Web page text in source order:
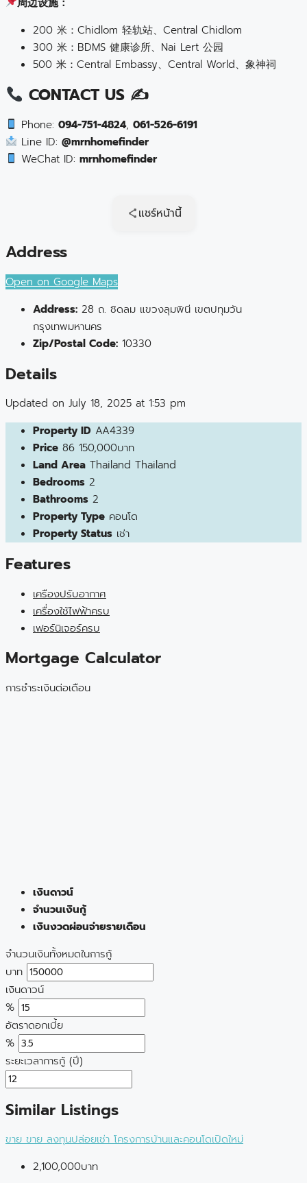
200 米：Chidlom 轻轨站、Central Chidlom
300 米：BDMS 健康诊所、Nai Lert 公园
500 米：Central Embassy、Central World、象神祠
CONTACT US ✍
Phone:094-751-4824,061-526-6191
Line ID:@mrnhomefinder
WeChat ID:mrnhomefinder
แชร์หน้านี้
Address
Open on Google Maps
Address: 28 ถ. ชิดลม แขวงลุมพินี เขตปทุมวัน
กรุงเทพมหานคร
Zip/Postal Code: 10330
Details
Updated on July 18, 2025 at 1:53 pm
Property ID AA4339
Price 86 150,000บาท
Land Area Thailand Thailand
Bedrooms 2
Bathrooms 2
Property Type คอนโด
Property Status เช่า
Features
เครืองปรับอากาศ
เครื่องใช้ไฟฟ้าครบ
เฟอร์นิเจอร์ครบ
Mortgage Calculator
การชำระเงินต่อเดือน
เงินดาวน์
จำนวนเงินกู้
เงินงวดผ่อนจ่ายรายเดือน
จำนวนเงินทั้งหมดในการกู้
บาท
เงินดาวน์
%
อัตราดอกเบี้ย
%
ระยะเวลาการกู้ (ปี)
Similar Listings
ขาย ขาย ลงทุนปล่อยเช่า โครงการบ้านและคอนโดเปิดใหม่
2,100,000บาท